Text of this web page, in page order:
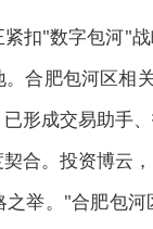
扣"数字包河"
合肥包河区相
形成交易助手
合。投资博云
举。"合肥包